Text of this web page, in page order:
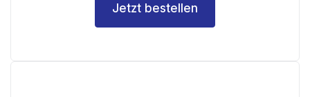
Jetzt bestellen